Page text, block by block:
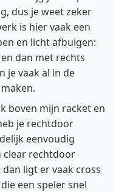
dus je weet zeker
is hier vaak een
en licht afbuigen:
dan met rechts
je vaak al in de
boven mijn racket en
je rechtdoor
eenvoudig
clear rechtdoor
ligt er vaak cross
een speler snel